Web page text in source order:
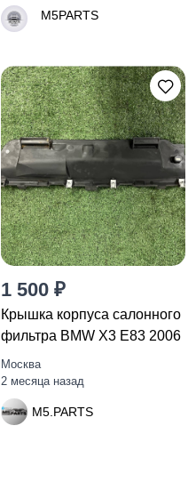
M5PARTS
1 500 ₽
Крышка корпуса салонного
фильтра BMW X3 E83 2006
Москва
2 месяца назад
M5.PARTS